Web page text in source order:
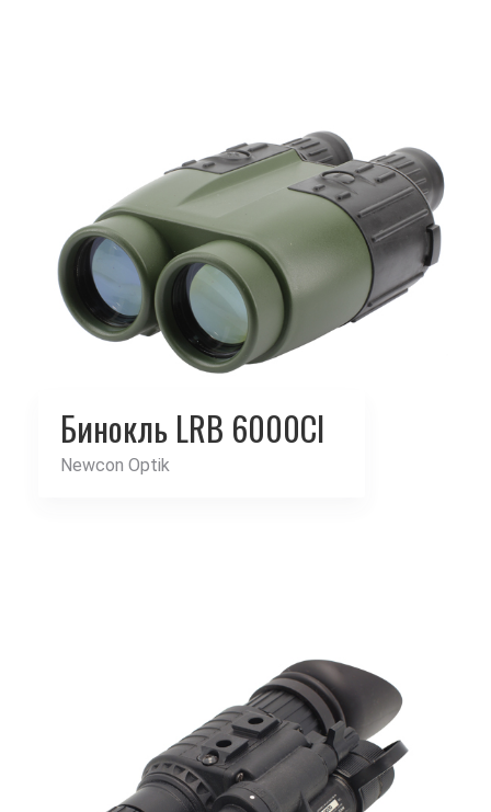
Бинокль LRB 6000CI
Newcon Optik